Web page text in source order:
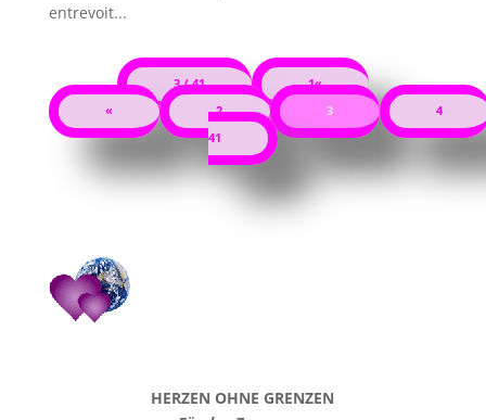
entrevoit...
3 / 41
1«
«
2 3
4
41
HERZEN OHNE GRENZEN